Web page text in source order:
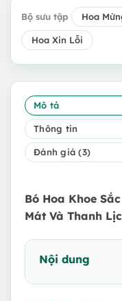
Bộ sưu tập Hoa
Hoa Xin Lỗi
Mô tả
Thông tin
Đánh giá (3)
Bó Hoa Khoe
Mát Và Thanh
Nội dung